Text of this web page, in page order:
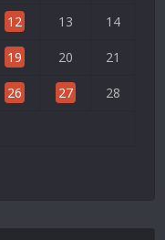
12 13 14
19 20 21
26 27 28